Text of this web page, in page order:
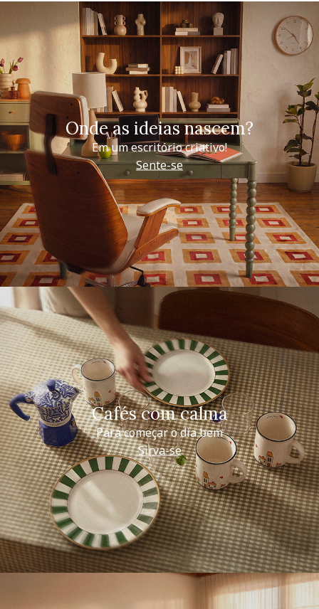
Onde as ideias nascem?
Em um escritório criativo!
Sente-se
Cafés com calma
Para começar o dia bem
Sirva-se